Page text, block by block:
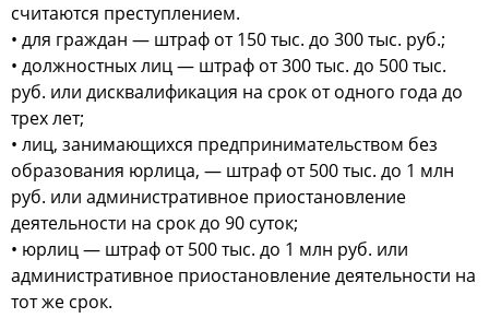
считаются преступлением.
• для граждан — штраф от 150 тыс. до 300 тыс. руб.;
• должностных лиц — штраф от 300 тыс. до 500 тыс.
руб. или дисквалификация на срок от одного года до
трех лет;
• лиц, занимающихся предпринимательством без
образования юрлица, — штраф от 500 тыс. до 1 млн
руб. или административное приостановление
деятельности на срок до 90 суток;
• юрлиц — штраф от 500 тыс. до 1 млн руб. или
административное приостановление деятельности на
тот же срок.